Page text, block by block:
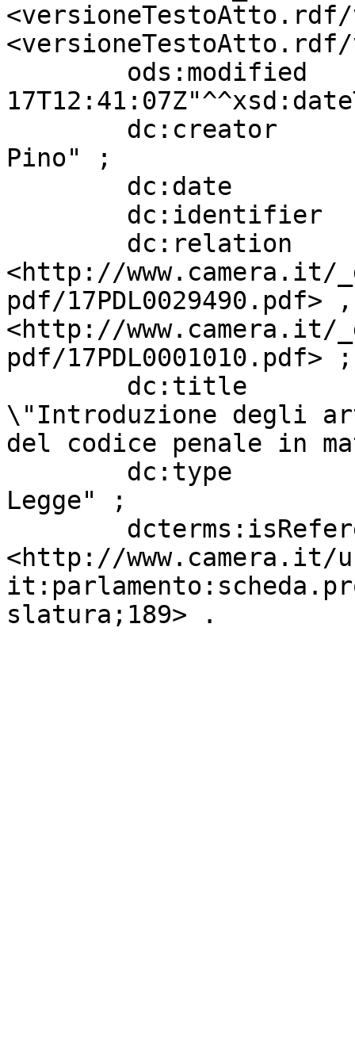
<versioneTestoAtto.rdf/
<versioneTestoAtto.rdf/
Pino" ;
<http://
pdf/17PDL0029490.pdf> ,
<http://
pdf/17PDL0001010.pdf> ;
\"Introduzione degli
del codice penale in
Legge" ;
<http://www.camera.it/